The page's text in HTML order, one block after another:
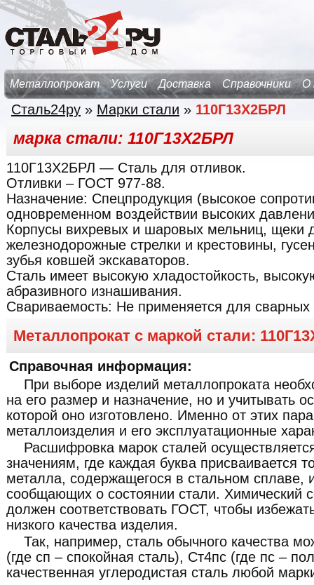
Металлопрокат Услуги Доставка Справочники О
Сталь24ру » Марки стали » 110Г13Х2БРЛ
марка стали: 110Г13Х2БРЛ
110Г13Х2БРЛ — Сталь для отливок.
Отливки – ГОСТ 977-88.
Назначение: Спецпродукция (высокое
одновременном воздействии высоких
Корпусы вихревых и шаровых мельниц, щеки
железнодорожные стрелки и крестовины,
зубья ковшей экскаваторов.
Сталь имеет высокую хладостойкость,
абразивного изнашивания.
Свариваемость: Не применяется для сварных
Металлопрокат с маркой стали:
Справочная информация:
При выборе изделий металлопроката
на его размер и назначение, но и учитывать
которой оно изготовлено. Именно от этих
металлоизделия и его эксплуатационные
Расшифровка марок сталей
значениям, где каждая буква присваивается
металла, содержащегося в стальном сплаве,
сообщающих о состоянии стали. Химический
должен соответствовать ГОСТ, чтобы
низкого качества изделия.
Так, например, сталь обычного качества
(где сп – спокойная сталь), Ст4пс (где пс –
качественная углеродистая сталь любой